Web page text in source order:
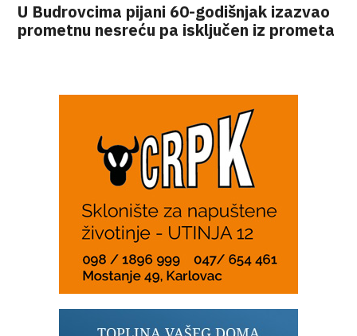
U Budrovcima pijani 60-godišnjak izazvao
prometnu nesreću pa isključen iz prometa